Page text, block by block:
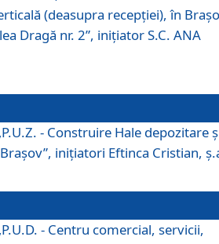
(deasupra recepţiei), în
Dragă nr. 2”, iniţiator S.C. ANA
- Construire Hale depozitare
iniţiatori Eftinca Cristian,
- Centru comercial, servicii,